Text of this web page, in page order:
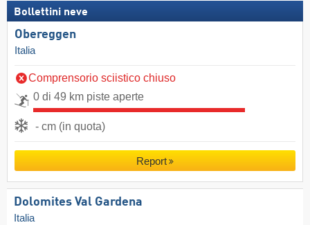
Bollettini neve
Obereggen
Italia
Comprensorio sciistico chiuso
0 di 49 km piste aperte
- cm (in quota)
Report
Dolomites Val Gardena
Italia